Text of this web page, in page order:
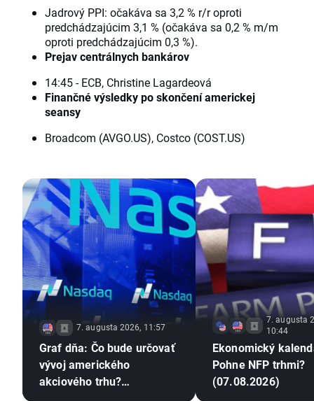
Jadrový PPI: očakáva sa 3,2 % r/r oproti
predchádzajúcim 3,1 % (očakáva sa 0,2 % m/m
oproti predchádzajúcim 0,3 %).
Prejav centrálnych bankárov
14:45 - ECB, Christine Lagardeová
Finančné výsledky po skončení americkej
seansy
Broadcom (AVGO.US), Costco (COST.US)
7. augusta 2026, 11:57
Graf dňa: Čo bude určovať
vývoj amerického
akciového trhu?
7. augusta
10:44
Ekonomický
Pohne NFP trhmi?
(07.08.2026)